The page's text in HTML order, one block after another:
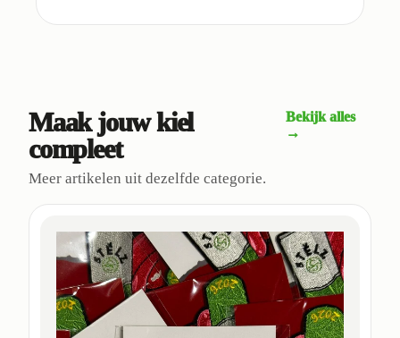
Maak jouw kiel
compleet
Meer artikelen uit dezelfde categorie.
Bekijk alles
→